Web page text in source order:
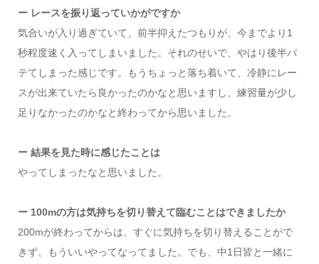
ー レースを振り返っていかがですか
気合いが入り過ぎていて、前半抑えたつもりが、今までより1
秒程度速く入ってしまいました。それのせいで、やはり後半バ
テてしまった感じです。もうちょっと落ち着いて、冷静にレー
スが出来ていたら良かったのかなと思いますし、練習量が少し
足りなかったのかなと終わってから思いました。
ー 結果を見た時に感じたことは
やってしまったなと思いました。
ー 100mの方は気持ちを切り替えて臨むことはできましたか
200mが終わってからは、すぐに気持ちを切り替えることがで
きず、もういいやってなってました。でも、中1日皆と一緒に